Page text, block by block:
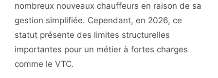
nombreux nouveaux chauffeurs en raison de sa
gestion simplifiée. Cependant, en 2026, ce
statut présente des limites structurelles
importantes pour un métier à fortes charges
comme le VTC.